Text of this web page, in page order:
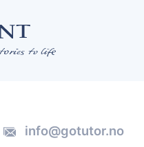
info@gotutor.no